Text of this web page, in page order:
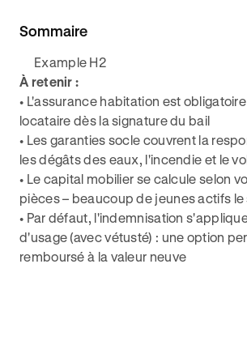
Sommaire
Example H2
À retenir :
• L'assurance habitation est
locataire dès la signature du bail
• Les garanties socle couvrent la
les dégâts des eaux, l'incendie et le
• Le capital mobilier se calcule selon
pièces – beaucoup de jeunes actifs
• Par défaut, l'indemnisation
d'usage (avec vétusté) : une option
remboursé à la valeur neuve